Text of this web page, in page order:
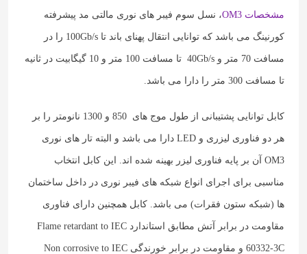
مشخصات OM3 ، نسل سوم فیبر های نوری مالتی مد پیشرفته
کورنینگ می باشد که توانایی انتقال پهنای باند تا 100Gb/s را در
مسافت 70 متر و 40Gb/s تا مسافت 100 متر و 10 گیگابیت در ثانیه
تا مسافت 300 متر را دارا می باشد.
کابل توانایی پشتیبانی از طول موج های 850 و 1300 نانومتر را بر
هر دو فناوری لیزری و LED دارا می باشد و البته تار های نوری
OM3 آن بر پایه فناوری لیزر بهینه شده اند. این کابل انتخاب
مناسبی برای اجرای انواع شبکه های فیبر نوری در داخل ساختمان
ها (شبکه ستون فقرات) می باشد. کابل همچنین دارای فناوری
مقاومت در برابر آتش مطابق استاندارد Flame retardant to IEC
60332-3C و مقاومت در برابر خورندگی Non corrosive to IEC